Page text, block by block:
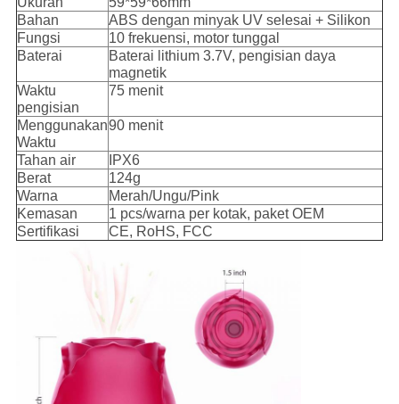
Bahan
ABS dengan minyak UV selesai + Silikon
Fungsi
10 frekuensi, motor tunggal
Baterai
Baterai lithium 3.7V, pengisian daya
magnetik
Waktu
pengisian
75 menit
Menggunakan
Waktu
90 menit
Tahan air
IPX6
Berat
124g
Warna
Merah/Ungu/Pink
Kemasan
1 pcs/warna per kotak, paket OEM
Sertifikasi
CE, RoHS, FCC